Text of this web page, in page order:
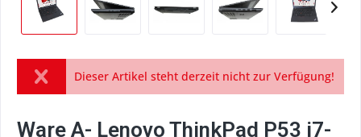
Dieser Artikel steht derzeit nicht zur Verfügung!
Ware A- Lenovo ThinkPad P53 i7-